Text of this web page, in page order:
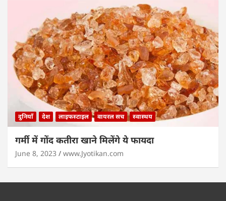
दुनियाँ देश लाइफस्टाइल वायरल सच स्वास्थय
गर्मी में गोंद कतीरा खाने मिलेंगे ये फायदा
June 8, 2023 www.Jyotikan.com